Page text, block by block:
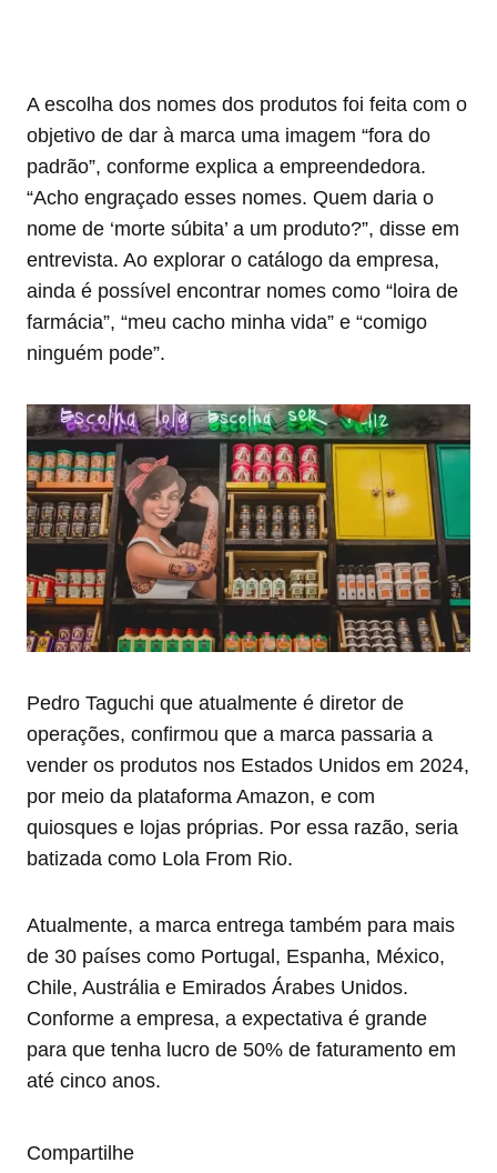
A escolha dos nomes dos produtos foi feita com o
objetivo de dar à marca uma imagem “fora do
padrão”, conforme explica a empreendedora.
“Acho engraçado esses nomes. Quem daria o
nome de ‘morte súbita’ a um produto?”, disse em
entrevista. Ao explorar o catálogo da empresa,
ainda é possível encontrar nomes como “loira de
farmácia”, “meu cacho minha vida” e “comigo
ninguém pode”.
Pedro Taguchi que atualmente é diretor de
operações, confirmou que a marca passaria a
vender os produtos nos Estados Unidos em 2024,
por meio da plataforma Amazon, e com
quiosques e lojas próprias. Por essa razão, seria
batizada como Lola From Rio.
Atualmente, a marca entrega também para mais
de 30 países como Portugal, Espanha, México,
Chile, Austrália e Emirados Árabes Unidos.
Conforme a empresa, a expectativa é grande
para que tenha lucro de 50% de faturamento em
até cinco anos.
Compartilhe